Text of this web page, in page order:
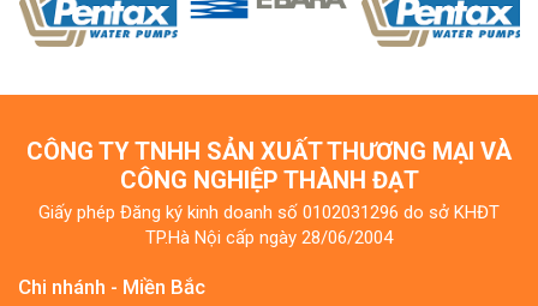
CÔNG TY TNHH SẢN XUẤT THƯƠNG MẠI VÀ
CÔNG NGHIỆP THÀNH ĐẠT
Giấy phép Đăng ký kinh doanh số 0102031296 do sở KHĐT
TP.Hà Nội cấp ngày 28/06/2004
Chi nhánh - Miền Bắc